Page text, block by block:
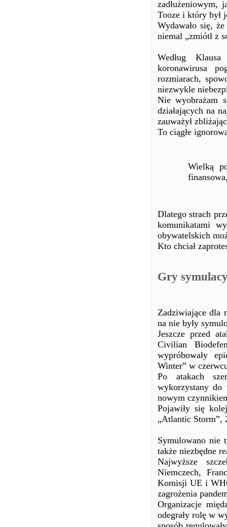
zadłużeniowym,
Tooze i który był
Wydawało się,
niemal „zmiótł z
Według
koronawirusa
rozmiarach,
niezwykle
Nie wyobrażam
działających na
zauważył
To ciągłe
Wielką
Dlatego strach
komunikatami
obywatelskich
Kto chciał
Gry
Zadziwiające dla
na nie były
Jeszcze przed
Civilian
wypróbowały
Winter” w
Po atakach
wykorzystany do
nowym
Pojawiły się
„Atlantic Storm”,
Symulowano nie
także niezbędne
Najwyższe
Niemczech,
Komisji UE i
zagrożenia
Organizacje
odegrały rolę w